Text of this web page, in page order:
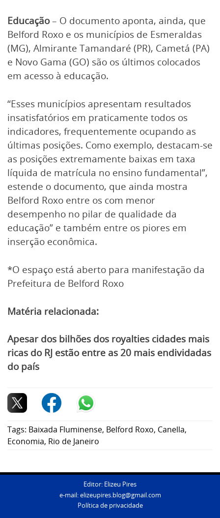
Educação– O documento aponta, ainda, que
Belford Roxo e os municípios de Esmeraldas
(MG), Almirante Tamandaré (PR), Cametá (PA)
e Novo Gama (GO) são os últimos colocados
em acesso à educação.
“Esses municípios apresentam resultados
insatisfatórios em praticamente todos os
indicadores, frequentemente ocupando as
últimas posições. Como exemplo, destacam-se
as posições extremamente baixas em taxa
líquida de matrícula no ensino fundamental”,
estende o documento, que ainda mostra
Belford Roxo entre os com menor
desempenho no pilar de qualidade da
educação” e também entre os piores em
inserção econômica.
*O espaço está aberto para manifestação da
Prefeitura de Belford Roxo
Matéria relacionada:
Apesar dos bilhões dos royalties cidades mais
ricas do RJ estão entre as 20 mais endividadas
do país
Tags: Baixada Fluminense, Belford Roxo, Canella,
Economia, Rio de Janeiro
Editor: Elizeu Pires
e-mail:elizeupires.blog@gmail.com
Política de privacidade